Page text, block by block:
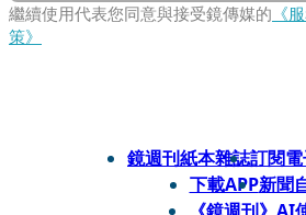
繼續使用代表您同意與接受鏡傳媒的 《
策》
鏡週刊紙本雜誌訂閱
下載APP新聞